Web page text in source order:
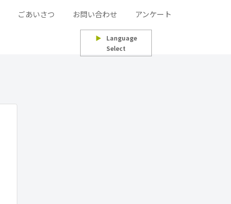
ごあいさつ お問い合わせ アンケート
▶
Language
Select